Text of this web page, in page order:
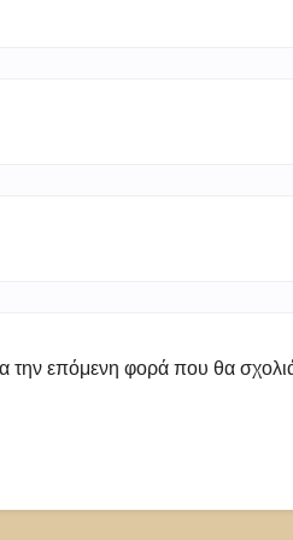
την επόμενη φορά που θα